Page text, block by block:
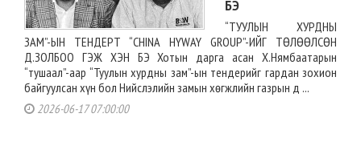
БЭ
“ТУУЛЫН ХУРДНЫ
ЗАМ”-ЫН ТЕНДЕРТ “CHINA HYWAY GROUP”-ИЙГ ТӨЛӨӨЛСӨН
Д.ЗОЛБОО ГЭЖ ХЭН БЭ Хотын дарга асан Х.Нямбаатарын
“тушаал”-аар “Туулын хурдны зам”-ын тендерийг гардан зохион
байгуулсан хүн бол Нийслэлийн замын хөгжлийн газрын д ...
2026-06-17 07:00:00